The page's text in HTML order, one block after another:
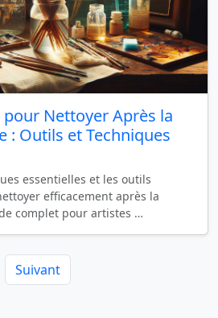
Nettoyer Après la
: Outils et Techniques
essentielles et les outils
efficacement après la
complet pour artistes …
Suivant